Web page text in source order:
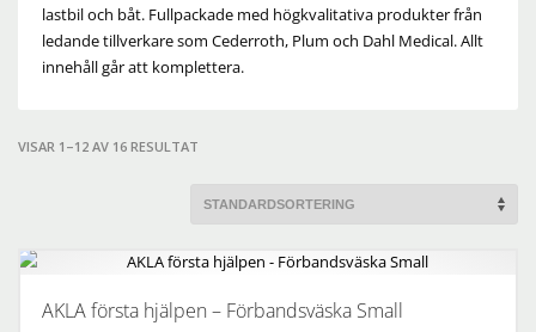
lastbil och båt. Fullpackade med högkvalitativa produkter från
ledande tillverkare som Cederroth, Plum och Dahl Medical. Allt
innehåll går att komplettera.
VISAR 1–12 AV 16 RESULTAT
AKLA första hjälpen – Förbandsväska Small